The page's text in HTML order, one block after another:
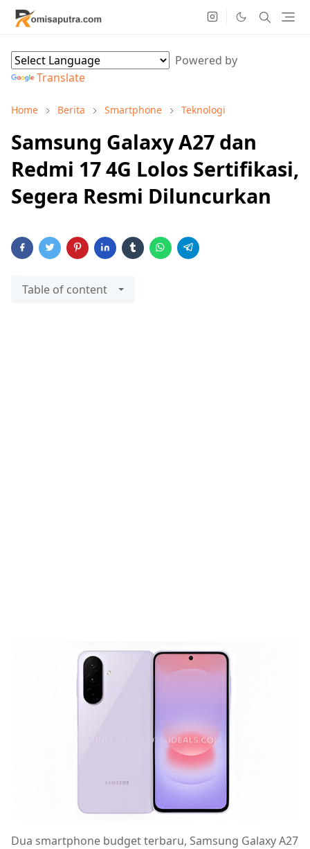
Powered by
Translate
Home Berita Smartphone Teknologi
Samsung Galaxy A27 dan
Redmi 17 4G Lolos Sertifikasi,
Segera Resmi Diluncurkan
Table of content
Dua smartphone budget terbaru, Samsung Galaxy A27